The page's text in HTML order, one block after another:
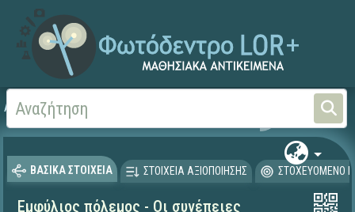
Αρχική
ΒΑΣΙΚΑ ΣΤΟΙΧΕΙΑ ΣΤΟΙΧΕΙΑ ΑΞΙΟΠΟΙΗΣΗΣ ΣΤΟΧΕΥΟΜΕΝΟ
Εμφύλιος πόλεμος - Οι συνέπειες